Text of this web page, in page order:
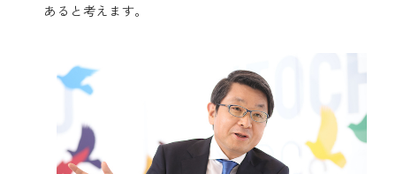
あると考えます。